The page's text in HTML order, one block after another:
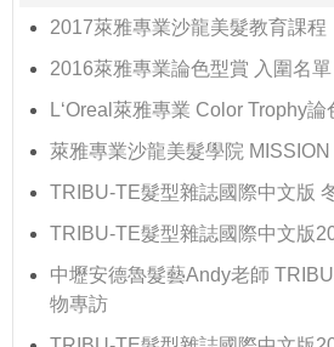
2017萊雅專業沙龍美髮教育課程
2016萊雅專業論色型賞 入圍名單
L‘Oreal萊雅專業 Color Trophy
萊雅專業沙龍美髮學院
TRIBU-TE髮型雜誌國際中文版
TRIBU-TE髮型雜誌國際中文版
中壢安德魯髮藝Andy老師
物專訪